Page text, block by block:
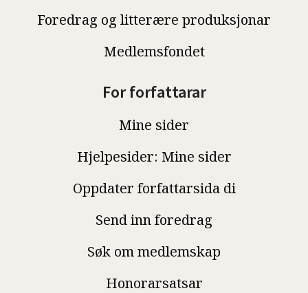
Foredrag og litterære produksjonar
Medlemsfondet
For forfattarar
Mine sider
Hjelpesider: Mine sider
Oppdater forfattarsida di
Send inn foredrag
Søk om medlemskap
Honorarsatsar